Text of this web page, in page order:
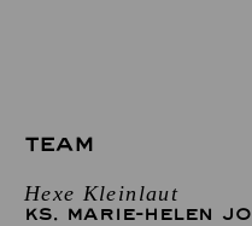
TEAM
Hexe Kleinlaut
KS. MARIE-HELEN